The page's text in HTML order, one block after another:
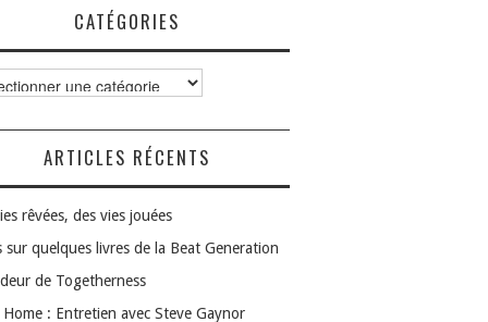
CATÉGORIES
ARTICLES RÉCENTS
rêvées, des vies jouées
sur quelques livres de la Beat Generation
de Togetherness
: Entretien avec Steve Gaynor